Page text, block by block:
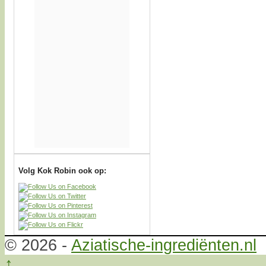
Volg Kok Robin ook op:
© 2026 - Aziatische-ingrediënten.nl